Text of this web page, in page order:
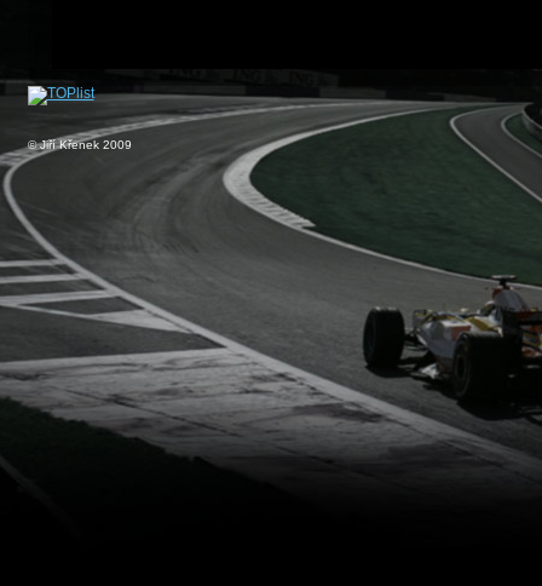
© Jiří Křenek 2009